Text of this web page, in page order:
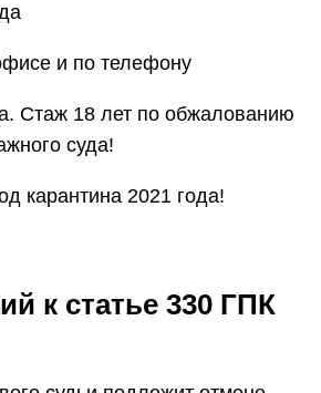
и по телефону
Стаж 18 лет по обжалованию
суда!
карантина 2021 года!
к статье 330 ГПК